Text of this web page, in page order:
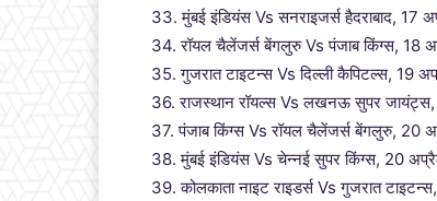
33. मुंबई इंडियंस Vs सनराइजर्स हैदराबाद, 17
34. रॉयल चैलेंजर्स बेंगलुरु Vs पंजाब किंग्स, 18
35. गुजरात टाइटन्स Vs दिल्ली कैपिटल्स, 19
36. राजस्थान रॉयल्स Vs लखनऊ सुपर
37. पंजाब किंग्स Vs रॉयल चैलेंजर्स बेंगलुरु, 20
38. मुंबई इंडियंस Vs चेन्नई सुपर किंग्स, 20
39. कोलकाता नाइट राइडर्स Vs गुजरात